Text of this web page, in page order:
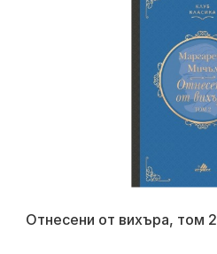
Отнесени от вихъра, том 2